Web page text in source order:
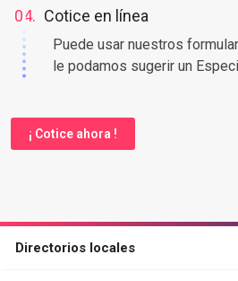
04. Cotice en línea
Puede usar nuestros
le podamos sugerir un
¡ Cotice ahora !
Directorios locales